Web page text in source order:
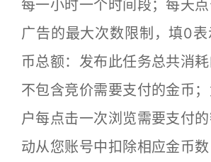
每一小时一个时间段；每天
广告的最大次数限制，填0
币总额：发布此任务总共消耗
不包含竞价需要支付的金币
户每点击一次浏览需要支付
动从您账号中扣除相应金币